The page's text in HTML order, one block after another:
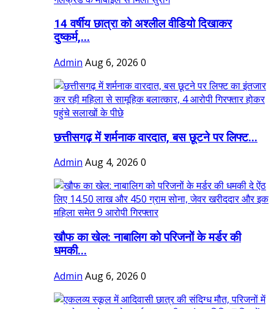
14 वर्षीय छात्रा को अश्लील वीडियो दिखाकर
दुष्कर्म,...
Admin Aug 6, 2026 0
छत्तीसगढ़ में शर्मनाक वारदात, बस छूटने पर लिफ्ट...
Admin Aug 4, 2026 0
खौफ का खेल: नाबालिग को परिजनों के मर्डर की
धमकी...
Admin Aug 6, 2026 0